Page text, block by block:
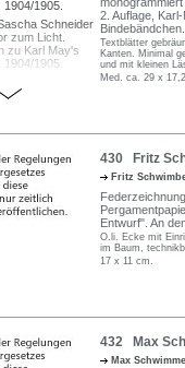
2. Auflage,
Bindebändchen.
Textblätter
Kanten. Minimal
und mit kleinen
Med. ca. 29 x
430 Fritz
Fritz
Entwurf". An
O.li. Ecke mit
im Baum,
17 x 11 cm.
432 Max
Max